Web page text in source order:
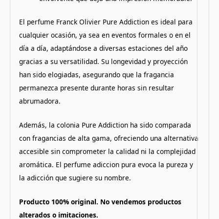
El perfume Franck Olivier Pure Addiction es ideal para
cualquier ocasión, ya sea en eventos formales o en el
día a día, adaptándose a diversas estaciones del año
gracias a su versatilidad. Su longevidad y proyección
han sido elogiadas, asegurando que la fragancia
permanezca presente durante horas sin resultar
abrumadora.
Además, la colonia Pure Addiction ha sido comparada
con fragancias de alta gama, ofreciendo una alternativa
accesible sin comprometer la calidad ni la complejidad
aromática. El perfume adiccion pura evoca la pureza y
la adicción que sugiere su nombre.
Producto 100% original. No vendemos productos
alterados o imitaciones.